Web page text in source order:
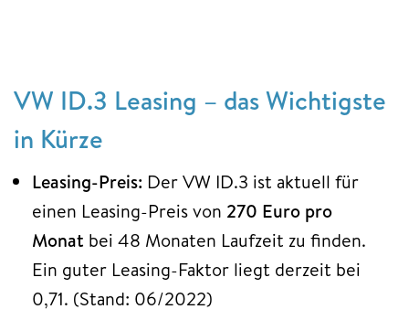
VW ID.3 Leasing – das Wichtigste
in Kürze
Leasing-Preis: Der VW ID.3 ist aktuell für
einen Leasing-Preis von 270 Euro pro
Monat bei 48 Monaten Laufzeit zu finden.
Ein guter Leasing-Faktor liegt derzeit bei
0,71. (Stand: 06/2022)